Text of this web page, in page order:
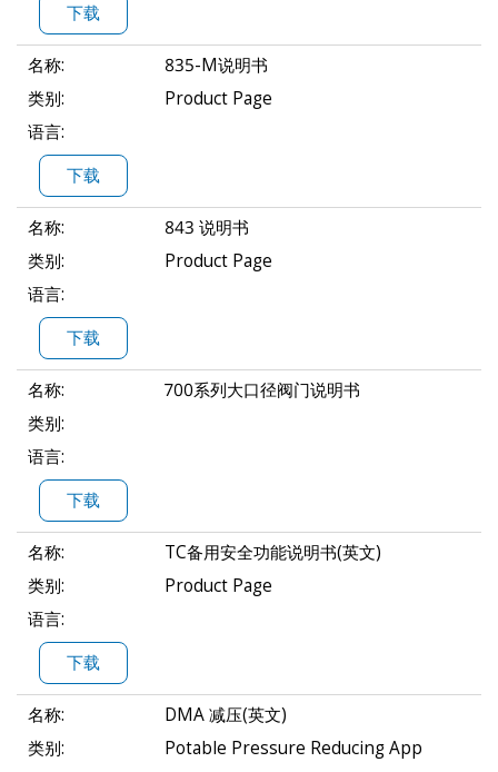
下载
名称:
835-M说明书
类别:
Product Page
语言:
下载
名称:
843 说明书
类别:
Product Page
语言:
下载
名称:
700系列大口径阀门说明书
类别:
语言:
下载
名称:
TC备用安全功能说明书(英文)
类别:
Product Page
语言:
下载
名称:
DMA 减压(英文)
类别:
Potable Pressure Reducing App